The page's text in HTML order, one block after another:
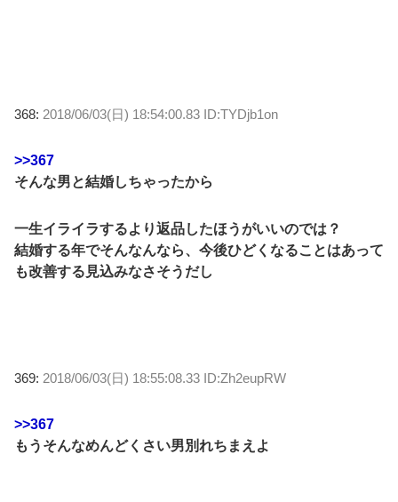
368: 2018/06/03(日) 18:54:00.83 ID:TYDjb1on
>>367
そんな男と結婚しちゃったから
一生イライラするより返品したほうがいいのでは？
結婚する年でそんなんなら、今後ひどくなることはあって
も改善する見込みなさそうだし
369: 2018/06/03(日) 18:55:08.33 ID:Zh2eupRW
>>367
もうそんなめんどくさい男別れちまえよ